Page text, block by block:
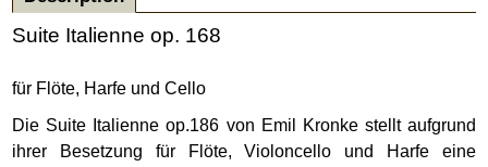
Suite Italienne op. 168
für Flöte, Harfe und Cello
Die Suite Italienne op.186 von Emil Kronke stellt aufgrund
ihrer Besetzung für Flöte, Violoncello und Harfe eine